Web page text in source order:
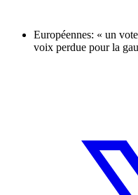
Européennes: « un
voix perdue pour la